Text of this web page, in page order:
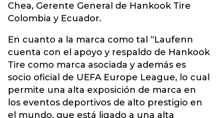
Chea, Gerente General de Hankook Tire
Colombia y Ecuador.
En cuanto a la marca como tal “Laufenn
cuenta con el apoyo y respaldo de Hankook
Tire como marca asociada y además es
socio oficial de UEFA Europe League, lo cual
permite una alta exposición de marca en
los eventos deportivos de alto prestigio en
el mundo, que está ligado a una alta